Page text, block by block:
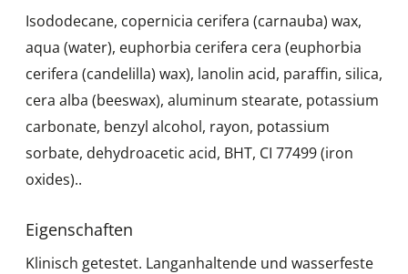
Isododecane, copernicia cerifera (carnauba) wax,
aqua (water), euphorbia cerifera cera (euphorbia
cerifera (candelilla) wax), lanolin acid, paraffin, silica,
cera alba (beeswax), aluminum stearate, potassium
carbonate, benzyl alcohol, rayon, potassium
sorbate, dehydroacetic acid, BHT, CI 77499 (iron
oxides)..
Eigenschaften
Klinisch getestet. Langanhaltende und wasserfeste